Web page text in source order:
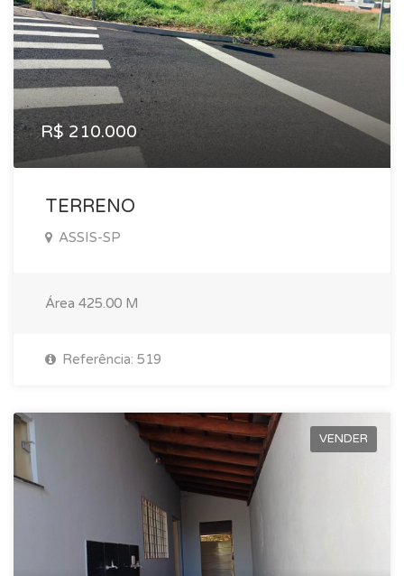
R$ 210.000
TERRENO
ASSIS-SP
Área 425.00 M
Referência: 519
VENDER